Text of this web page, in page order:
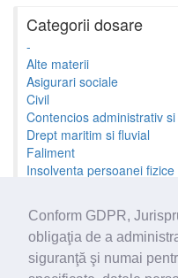
Conform GDPR,
obligaţia de a
siguranţă şi numai
Categorii dosare
-
Alte materii
Asigurari sociale
Civil
Contencios administrativ si
Drept maritim si fluvial
Faliment
Insolventa persoanei fizice
Minori si familie
Penal
Proprietate Intelectuala